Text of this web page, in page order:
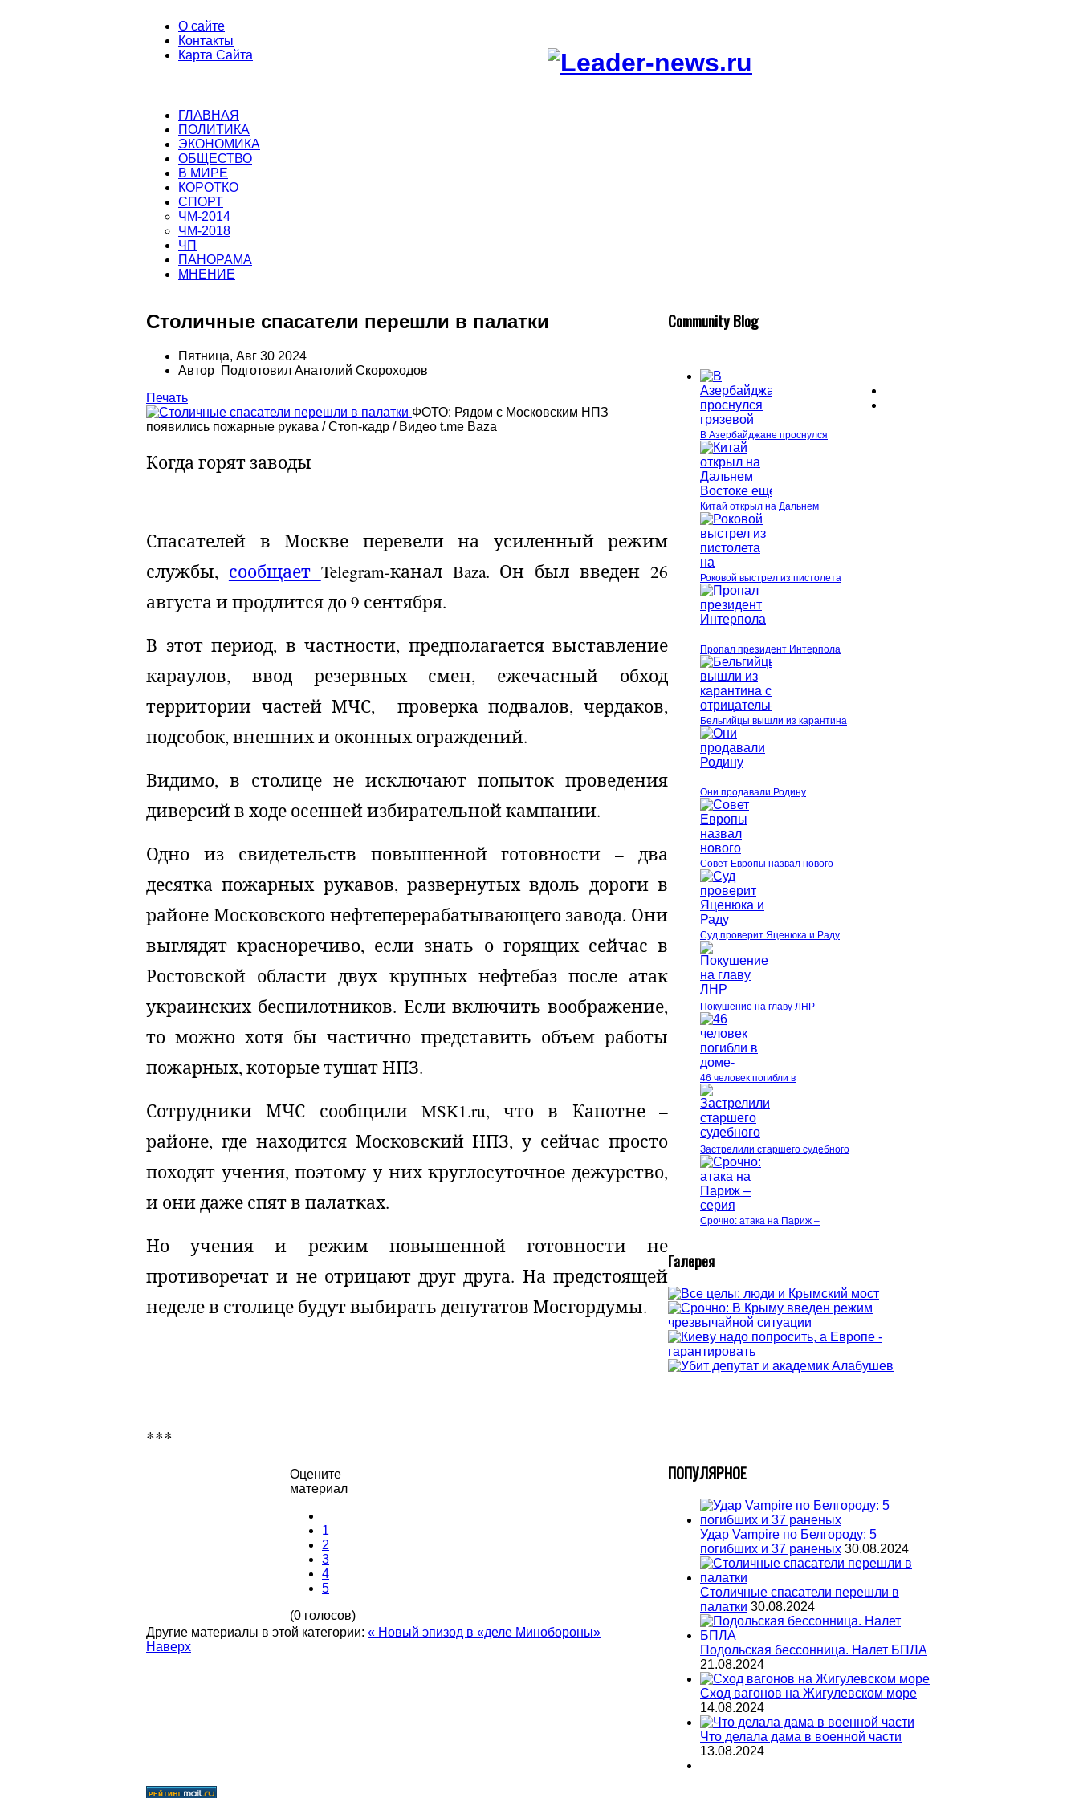
О сайте
Контакты
Карта Сайта
ГЛАВНАЯ
ПОЛИТИКА
ЭКОНОМИКА
ОБЩЕСТВО
В МИРЕ
КОРОТКО
СПОРТ
ЧМ-2014
ЧМ-2018
ЧП
ПАНОРАМА
МНЕНИЕ
Столичные спасатели перешли в палатки
Пятница, Авг 30 2024
Автор Подготовил Анатолий Скороходов
Печать
ФОТО: Рядом с Московским НПЗ
появились пожарные рукава / Стоп-кадр / Видео t.me Baza
Когда горят заводы
Спасателей в Москве перевели на усиленный режим
службы, сообщает Telegram-канал Baza. Он был введен 26
августа и продлится до 9 сентября.
В этот период, в частности, предполагается выставление
караулов, ввод резервных смен, ежечасный обход
территории частей МЧС,
проверка подвалов, чердаков,
подсобок, внешних и оконных ограждений.
Видимо, в столице не исключают попыток проведения
диверсий в ходе осенней избирательной кампании.
Одно из свидетельств повышенной готовности – два
десятка пожарных рукавов, развернутых вдоль дороги в
районе Московского нефтеперерабатывающего завода. Они
выглядят красноречиво, если знать о горящих сейчас в
Ростовской области двух крупных нефтебаз после атак
украинских беспилотников. Если включить воображение,
то можно хотя бы частично представить объем работы
пожарных, которые тушат НПЗ.
Сотрудники МЧС сообщили MSK1.ru, что в Капотне –
районе, где находится Московский НПЗ, у сейчас просто
походят учения, поэтому у них круглосуточное дежурство,
и они даже спят в палатках.
Но учения и режим повышенной готовности не
противоречат и не отрицают друг друга. На предстоящей
неделе в столице будут выбирать депутатов Мосгордумы.
***
Оцените
материал
1
2
3
4
5
(0 голосов)
Другие материалы в этой категории: « Новый эпизод в «деле Минобороны»
Наверх
Community Blog
В Азербайджане проснулся
Китай открыл на Дальнем
Роковой выстрел из пистолета
Пропал президент Интерпола
Бельгийцы вышли из карантина
Они продавали Родину
Совет Европы назвал нового
Суд проверит Яценюка и Раду
Покушение на главу ЛНР
46 человек погибли в
Застрелили старшего судебного
Срочно: атака на Париж –
Галерея
ПОПУЛЯРНОЕ
Удар Vampire по Белгороду: 5
погибших и 37 раненых 30.08.2024
Столичные спасатели перешли в
палатки 30.08.2024
Подольская бессонница. Налет БПЛА
21.08.2024
Сход вагонов на Жигулевском море
14.08.2024
Что делала дама в военной части
13.08.2024